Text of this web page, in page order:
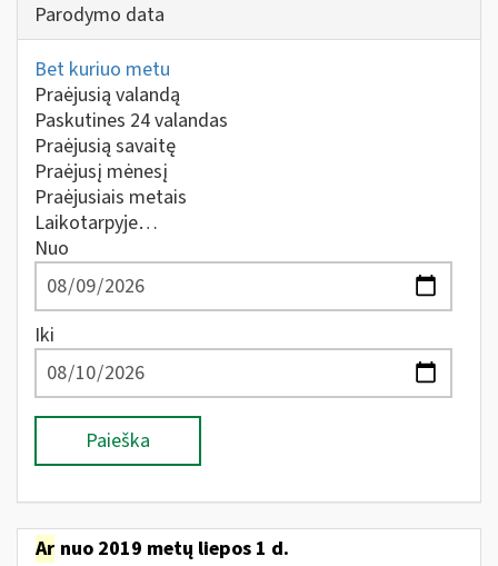
Parodymo data
Bet kuriuo metu
Praėjusią valandą
Paskutines 24 valandas
Praėjusią savaitę
Praėjusį mėnesį
Praėjusiais metais
Laikotarpyje…
Nuo
Iki
Paieška
Ar nuo 2019 metų liepos 1 d.